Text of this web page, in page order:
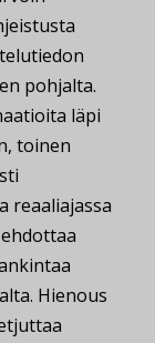
pohjalta.
läpi
toinen
reaaliajassa
Hienous